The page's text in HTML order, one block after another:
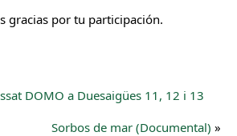
gracias por tu participación.
DOMO a Duesaigües 11, 12 i 13
Sorbos de mar (Documental) »